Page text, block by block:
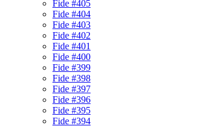
Fide #405
Fide #404
Fide #403
Fide #402
Fide #401
Fide #400
Fide #399
Fide #398
Fide #397
Fide #396
Fide #395
Fide #394